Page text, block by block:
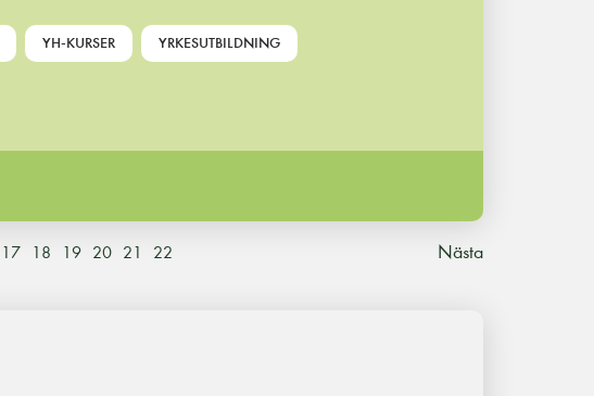
YH-KURSER YRKESUTBILDNING
17 18 19 20 21 22 Nästa